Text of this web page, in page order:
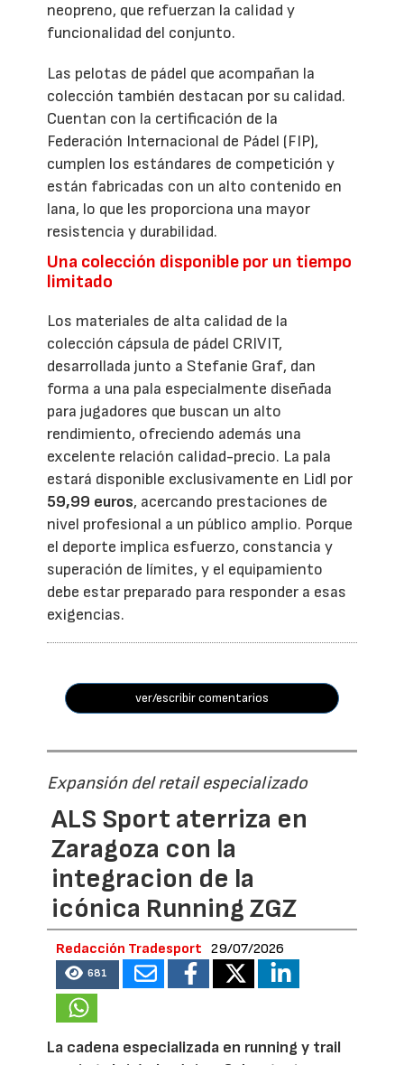
neopreno, que refuerzan la calidad y
funcionalidad del conjunto.
Las pelotas de pádel que acompañan la
colección también destacan por su calidad.
Cuentan con la certificación de la
Federación Internacional de Pádel (FIP),
cumplen los estándares de competición y
están fabricadas con un alto contenido en
lana, lo que les proporciona una mayor
resistencia y durabilidad.
Una colección disponible por un tiempo
limitado
Los materiales de alta calidad de la
colección cápsula de pádel CRIVIT,
desarrollada junto a Stefanie Graf, dan
forma a una pala especialmente diseñada
para jugadores que buscan un alto
rendimiento, ofreciendo además una
excelente relación calidad-precio. La pala
estará disponible exclusivamente en Lidl por
59,99 euros, acercando prestaciones de
nivel profesional a un público amplio. Porque
el deporte implica esfuerzo, constancia y
superación de límites, y el equipamiento
debe estar preparado para responder a esas
exigencias.
ver/escribir comentarios
Expansión del retail especializado
ALS Sport aterriza en
Zaragoza con la
integracion de la
icónica Running ZGZ
Redacción Tradesport 29/07/2026
681
La cadena especializada en running y trail